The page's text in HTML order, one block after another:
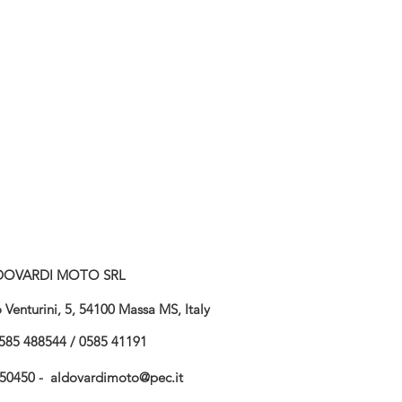
MOTO SRL
5, 54100 Massa MS, Italy
488544 / 0585 41191
- aldovardimoto@pec.it